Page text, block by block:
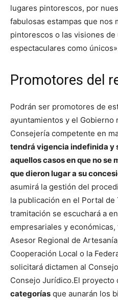
lugares pintorescos, por
fabulosas estampas que nos
pintorescos o las visiones
espectaculares como
Promotores del
Podrán ser promotores de
ayuntamientos y el Gobierno
Consejería competente en
tendrá vigencia indefinida y
aquellos casos en que no
que dieron lugar a su
asumirá la gestión del
la publicación en el Portal de
tramitación se escuchará a
empresariales y
Asesor Regional de
Cooperación Local o la
solicitará dictamen al
Consejo Jurídico.El proyecto
categorías que aunarán los